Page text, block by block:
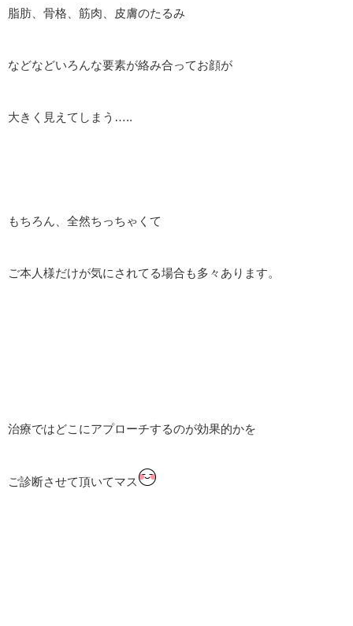
脂肪、骨格、筋肉、皮膚のたるみ
などなどいろんな要素が絡み合ってお顔が
大きく見えてしまう…..
もちろん、全然ちっちゃくて
ご本人様だけが気にされてる場合も多々あります。
治療ではどこにアプローチするのが効果的かを
ご診断させて頂いてマス